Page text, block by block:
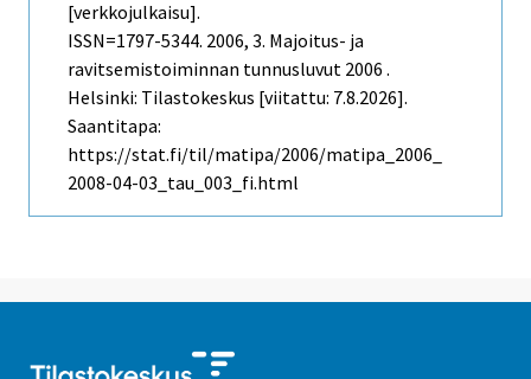
[verkkojulkaisu].
ISSN=1797-5344. 2006, 3. Majoitus- ja
ravitsemistoiminnan tunnusluvut 2006 .
Helsinki: Tilastokeskus [viitattu: 7.8.2026].
Saantitapa:
https://stat.fi/til/matipa/2006/matipa_2006_
2008-04-03_tau_003_fi.html